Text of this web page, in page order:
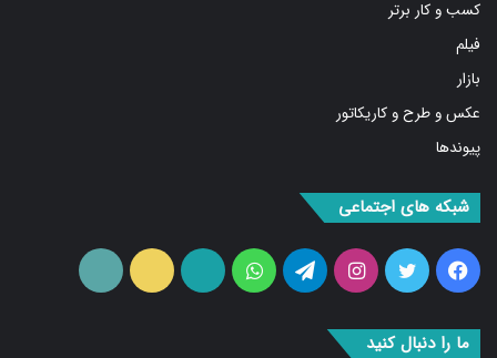
کسب و کار برتر
فیلم
بازار
عکس و طرح و کاریکاتور
پیوندها
شبکه های اجتماعی
فیس
توییتر اینستاگرامتلگرام واتس
آپارات ایتا
ما را دنبال کنید